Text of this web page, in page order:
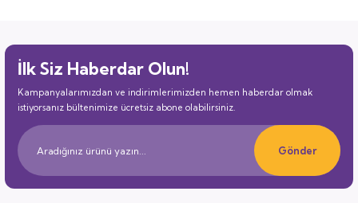
İlk Siz Haberdar Olun!
Kampanyalarımızdan ve indirimlerimizden hemen haberdar olmak
istiyorsanız bültenimize ücretsiz abone olabilirsiniz.
Gönder